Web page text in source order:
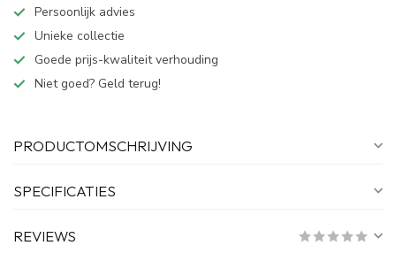
Persoonlijk advies
Unieke collectie
Goede prijs-kwaliteit verhouding
Niet goed? Geld terug!
PRODUCTOMSCHRIJVING
SPECIFICATIES
REVIEWS